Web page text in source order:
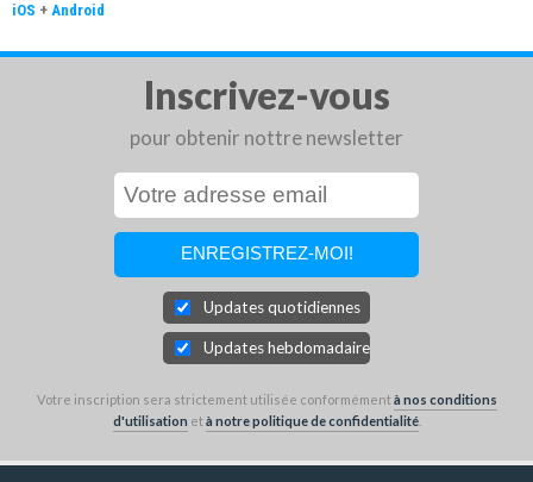
iOS + Android
Inscrivez-vous
pour obtenir nottre newsletter
Updates quotidiennes
Updates hebdomadaires
Votre inscription sera strictement utilisée conformémentà nos conditions
d'utilisation età notre politique de confidentialité.